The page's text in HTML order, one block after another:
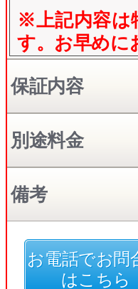
※上記内容は
す。お早めに
保証内容
別途料金
備考
お電話でお問
はこちら